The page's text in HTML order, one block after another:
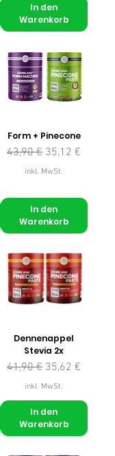
In den
Warenkorb
Form + Pinecone
Standardpreis
43,90 € Sale-Preis
35,12 €
inkl. MwSt.
In den
Warenkorb
Dennenappel
Stevia 2x
Standardpreis
41,90 € Sale-Preis
35,62 €
inkl. MwSt.
In den
Warenkorb